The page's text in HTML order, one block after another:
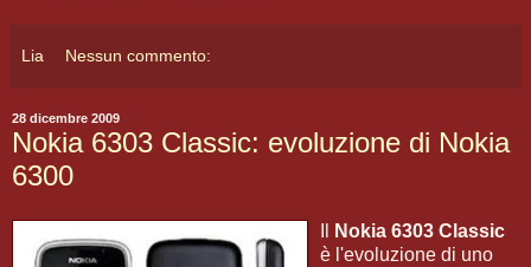
Lia Nessun commento:
28 dicembre 2009
Nokia 6303 Classic: evoluzione di Nokia
6300
Nokia 6303 Classic
è l'evoluzione di uno